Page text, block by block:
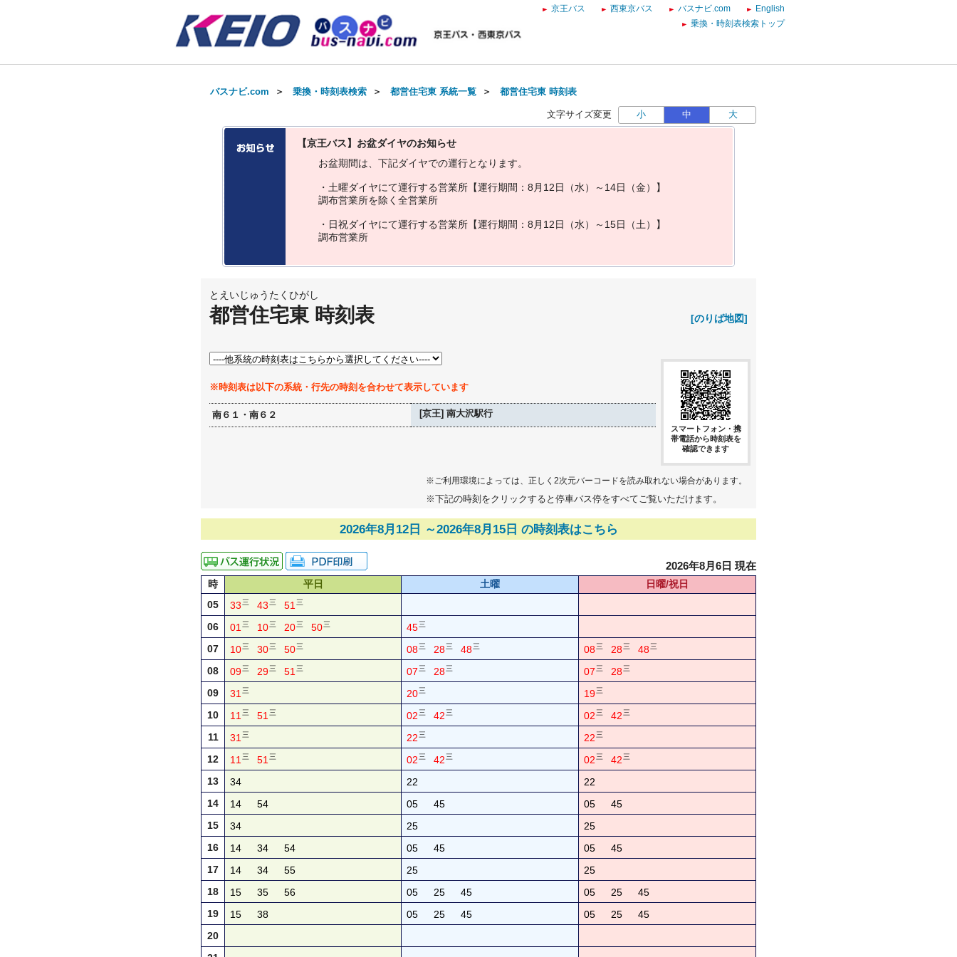
京王バス 西東京バス バスナビ.com
English
乗換・時刻表検索トップ
バスナビ.com ＞ 乗換・時刻表検索 ＞ 都営住宅東 系統一覧 ＞ 都営住宅東 時刻表
文字サイズ変更 小 中 大
【京王バス】お盆ダイヤのお知らせ
お盆期間は 下記ダイヤでの運行と な り ます。
・ 土曜ダイヤにて運行する営業所 【運行期間 ： 8 月 1 2日 （水） ～ 14日 （金）
】
調布営業所を除 く 全営業所
・ 日祝ダイヤにて運行する営業所 【運行期間 ： 8 月 1 2日 （水） ～ 15日 （土）
】
調布営業所
とえいじゅうたくひがし
都営住宅東 時刻表 [のりば地図]
※時刻表は以下の系統・行先の時刻を合わせて表示しています
南６１・南６２ [京王] 南大沢駅行
スマートフォン・携
帯電話から時刻表を
確認できます
※ご利用環境によっては、正しく2次元バーコードを読み取れない場合があります。
※下記の時刻をクリックすると停車バス停をすべてご覧いただけます。
2026年8月12日 ～2026年8月15日 の時刻表はこちら
2026年8月6日 現在
時 平日 土曜
日曜/祝日
05
33 三 43 三 51 三
06 01 三 10三 20三 50三 45三
07 10三 30三 50三 08三 28三 48三 08 三 28 三 48 三
08 09三 29三 51 三 07 三 28三 07 三 28 三
09 31 三 20三 19三
10 11 三 51 三 02 三 42 三 02 三 42 三
11 31 三 22 三 22 三
12 11 三 51 三 02 三 42 三 02 三 42 三
13 34 22
22
14
14 54 05 45 05
45
15
34 25
25
16
14 34 54 05 45 05
45
17
14 34 55 25
25
18
15 35 56 05 25 45 05 25
45
19
15 38 05 25 45 05 25
45
20